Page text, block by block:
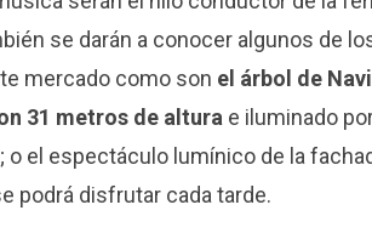
se darán a conocer algunos de
mercado como son el árbol de
31 metros de alturae iluminado
o el espectáculo lumínico de la
podrá disfrutar cada tarde.